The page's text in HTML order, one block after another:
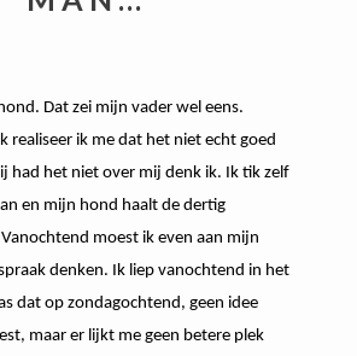
Dat zei mijn vader wel eens.
realiseer ik me dat het niet echt goed
had het niet over mij denk ik. Ik tik zelf
en mijn hond haalt de dertig
moest ik even aan mijn
denken. Ik liep vanochtend in het
dat op zondagochtend, geen idee
maar er lijkt me geen betere plek